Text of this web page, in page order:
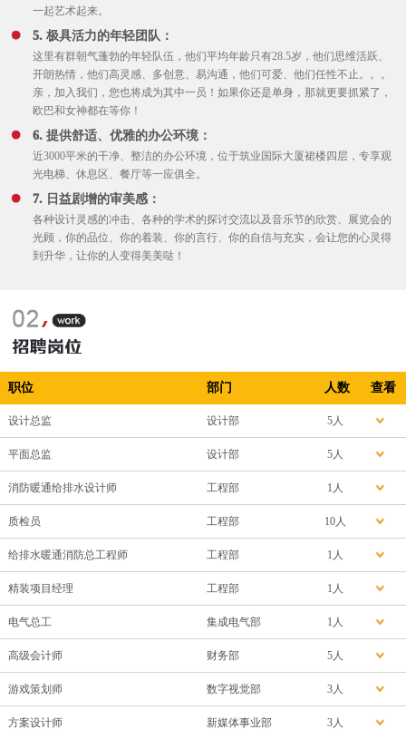
一起艺术起来。
5. 极具活力的年轻团队：
这里有群朝气蓬勃的年轻队伍，他们平均年龄只有28.5岁，他们思维活跃、
开朗热情，他们高灵感、多创意、易沟通，他们可爱、他们任性不止。。。
亲，加入我们，您也将成为其中一员！如果你还是单身，那就更要抓紧了，
欧巴和女神都在等你！
6. 提供舒适、优雅的办公环境：
近3000平米的干净、整洁的办公环境，位于筑业国际大厦裙楼四层，专享观
光电梯、休息区、餐厅等一应俱全。
7. 日益剧增的审美感：
各种设计灵感的冲击、各种的学术的探讨交流以及音乐节的欣赏、展览会的
光顾，你的品位、你的着装、你的言行、你的自信与充实，会让您的心灵得
到升华，让你的人变得美美哒！
职位 部门 人数 查看
设计总监 设计部 5人
平面总监 设计部 5人
消防暖通给排水设计师 工程部 1人
质检员 工程部 10人
给排水暖通消防总工程师 工程部 1人
精装项目经理 工程部 1人
电气总工 集成电气部 1人
高级会计师 财务部 5人
游戏策划师 数字视觉部 3人
方案设计师 新媒体事业部 3人